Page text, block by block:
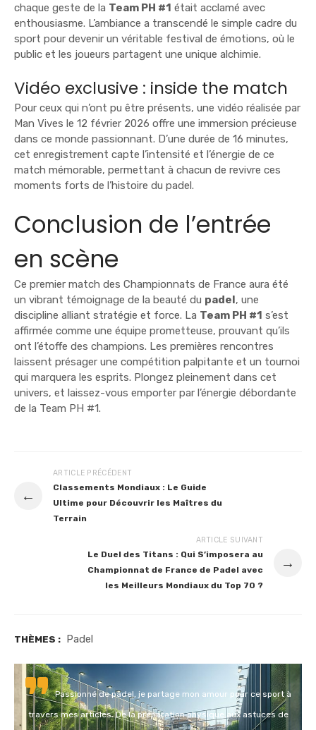
chaque geste de la Team PH #1 était acclamé avec
enthousiasme. L’ambiance a transcendé le simple cadre du
sport pour devenir un véritable festival de émotions, où le
public et les joueurs partagent une unique alchimie.
Vidéo exclusive : inside the match
Pour ceux qui n’ont pu être présents, une vidéo réalisée par
Man Vives le 12 février 2026 offre une immersion précieuse
dans ce monde passionnant. D’une durée de 16 minutes,
cet enregistrement capte l’intensité et l’énergie de ce
match mémorable, permettant à chacun de revivre ces
moments forts de l’histoire du padel.
Conclusion de l’entrée
en scène
Ce premier match des Championnats de France aura été
un vibrant témoignage de la beauté du padel, une
discipline alliant stratégie et force. La Team PH #1 s’est
affirmée comme une équipe prometteuse, prouvant qu’ils
ont l’étoffe des champions. Les premières rencontres
laissent présager une compétition palpitante et un tournoi
qui marquera les esprits. Plongez pleinement dans cet
univers, et laissez-vous emporter par l’énergie débordante
de la Team PH #1.
←
ARTICLE PRÉCÉDENT
Classements Mondiaux : Le Guide
Ultime pour Découvrir les Maîtres du
Terrain
ARTICLE SUIVANT
Le Duel des Titans : Qui S’imposera au
Championnat de France de Padel avec
les Meilleurs Mondiaux du Top 70 ?
→
THÈMES : Padel
Passionné de padel, je partage mon amour pour ce sport à
travers mes articles. De la préparation physique aux astuces de